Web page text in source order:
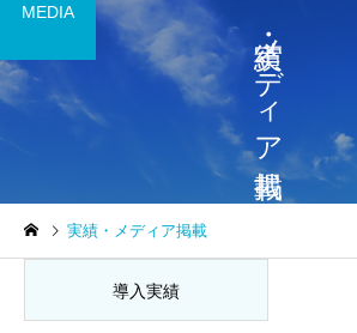
企業研修・講演
メンタルブレス
メンタルビジョンダンス公
実績・メディア掲載
MEDIA
実績・メディア掲載
導入実績